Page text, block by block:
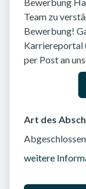
Team zu
Bewerbung!
Karriereportal
per Post an
Art des
weitere